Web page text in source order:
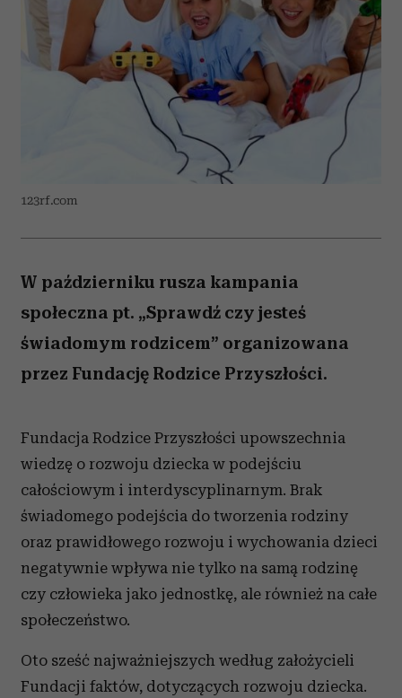
123rf.com
W październiku rusza kampania
społeczna pt. „Sprawdź czy jesteś
świadomym rodzicem” organizowana
przez Fundację Rodzice Przyszłości.
Fundacja Rodzice Przyszłości upowszechnia
wiedzę o rozwoju dziecka w podejściu
całościowym i interdyscyplinarnym. Brak
świadomego podejścia do tworzenia rodziny
oraz prawidłowego rozwoju i wychowania dzieci
negatywnie wpływa nie tylko na samą rodzinę
czy człowieka jako jednostkę, ale również na całe
społeczeństwo.
Oto sześć najważniejszych według założycieli
Fundacji faktów, dotyczących rozwoju dziecka.